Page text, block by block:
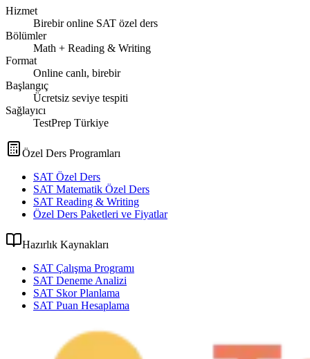
Hizmet
Birebir online SAT özel ders
Bölümler
Math + Reading & Writing
Format
Online canlı, birebir
Başlangıç
Ücretsiz seviye tespiti
Sağlayıcı
TestPrep Türkiye
Özel Ders Programları
SAT Özel Ders
SAT Matematik Özel Ders
SAT Reading & Writing
Özel Ders Paketleri ve Fiyatlar
Hazırlık Kaynakları
SAT Çalışma Programı
SAT Deneme Analizi
SAT Skor Planlama
SAT Puan Hesaplama